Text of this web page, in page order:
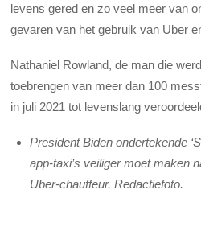
levens gered en zo veel meer van
gevaren van het gebruik van Uber
Nathaniel Rowland, de man die
toebrengen van meer dan 100
in juli 2021 tot levenslang
President Biden ondertekende
app-taxi’s veiliger moet maken
Uber-chauffeur. Redactiefoto.